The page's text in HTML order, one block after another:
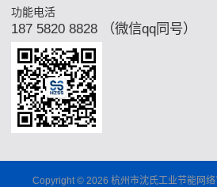
功能电活
187 5820 8828 （微信qq同号）
Copyright © 2026 杭州市沈氏工业节能网